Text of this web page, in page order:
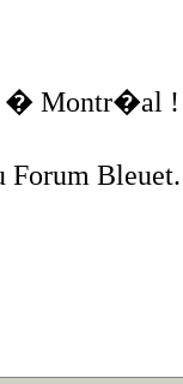
� Montr�al !
Bleuet.